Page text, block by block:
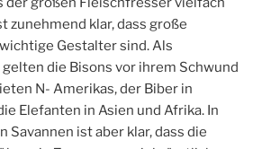
zunehmend klar, dass große
Gestalter sind. Als
die Bisons vor ihrem Schwund
N- Amerikas, der Biber in
Elefanten in Asien und Afrika. In
Savannen ist aber klar, dass die